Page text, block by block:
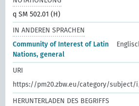
q SM 502.01 (H)
IN ANDEREN SPRACHEN
Community of Interest of Latin
Nations, general
URI
https://pm20.zbw.eu/category/subject/
HERUNTERLADEN DES BEGRIFFS